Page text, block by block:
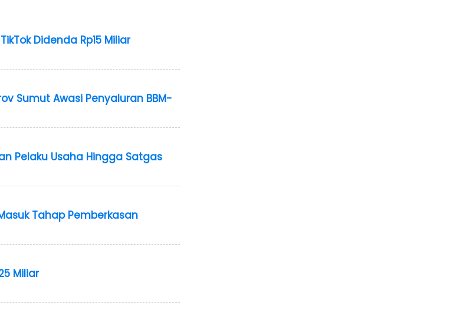
Didenda Rp15 Miliar
Sumut Awasi Penyaluran BBM-
Pelaku Usaha Hingga Satgas
Tahap Pemberkasan
Miliar